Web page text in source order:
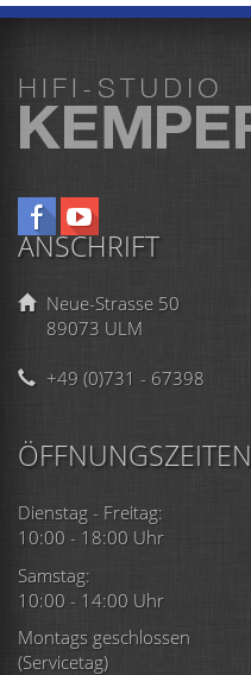
ANSCHRIFT
Neue-Strasse 50
89073 ULM
+49 (0)731 - 67398
ÖFFNUNGSZEITEN
Dienstag - Freitag:
10:00 - 18:00 Uhr
Samstag:
10:00 - 14:00 Uhr
Montags geschlossen
(Servicetag)